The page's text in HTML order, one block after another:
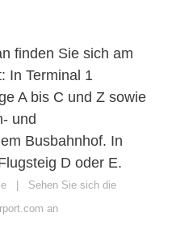
finden Sie sich am
In Terminal 1
A bis C und Z sowie
und
Busbahnhof. In
D oder E.
| Sehen Sie sich die
an